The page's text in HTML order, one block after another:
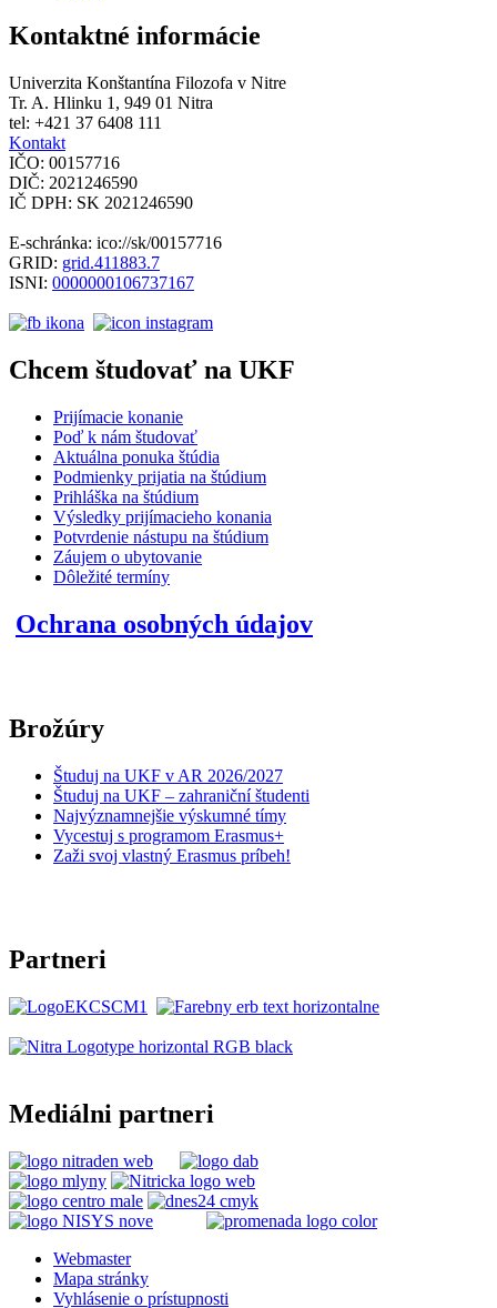
Kontaktné informácie
Univerzita Konštantína Filozofa v Nitre
Tr. A. Hlinku 1, 949 01 Nitra
tel: +421 37 6408 111
Kontakt
IČO: 00157716
DIČ: 2021246590
IČ DPH: SK 2021246590
E-schránka: ico://sk/00157716
GRID: grid.411883.7
ISNI: 0000000106737167
Chcem študovať na UKF
Prijímacie konanie
Poď k nám študovať
Aktuálna ponuka štúdia
Podmienky prijatia na štúdium
Prihláška na štúdium
Výsledky prijímacieho konania
Potvrdenie nástupu na štúdium
Záujem o ubytovanie
Dôležité termíny
Ochrana osobných údajov
Brožúry
Študuj na UKF v AR 2026/2027
Študuj na UKF – zahraniční študenti
Najvýznamnejšie výskumné tímy
Vycestuj s programom Erasmus+
Zaži svoj vlastný Erasmus príbeh!
Partneri
Mediálni partneri
Webmaster
Mapa stránky
Vyhlásenie o prístupnosti